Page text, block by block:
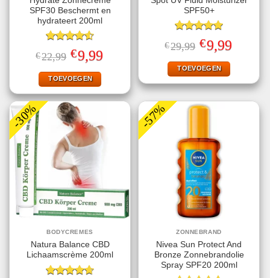
SPF30 Beschermt en
hydrateert 200ml
Gewaardeerd
4.56uit 5
€22,99 Oorspronkelijke
prijs
was:
€22,99.
€9,99Huidige
prijs
TOEVOEGEN
SPF50+
Gewaardeerd
5.00uit 5
€29,99 Oorspronkelijke
prijs
was:
€29,99.
€9,99Huidige
prijs
TOEVOEGEN
-30%
BODYCREMES
Natura Balance CBD
Lichaamscrème 200ml
-57%
ZONNEBRAND
Nivea Sun Protect And
Bronze Zonnebrandolie
Spray SPF20 200ml